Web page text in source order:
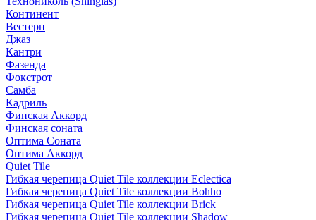
Континент
Вестерн
Джаз
Кантри
Фазенда
Фокстрот
Самба
Кадриль
Финская Аккорд
Финская соната
Оптима Соната
Оптима Аккорд
Quiet Tile
Гибкая черепица Quiet Tile коллекции Eclectica
Гибкая черепица Quiet Tile коллекции Bohho
Гибкая черепица Quiet Tile коллекции Brick
Гибкая черепица Quiet Tile коллекции Shadow